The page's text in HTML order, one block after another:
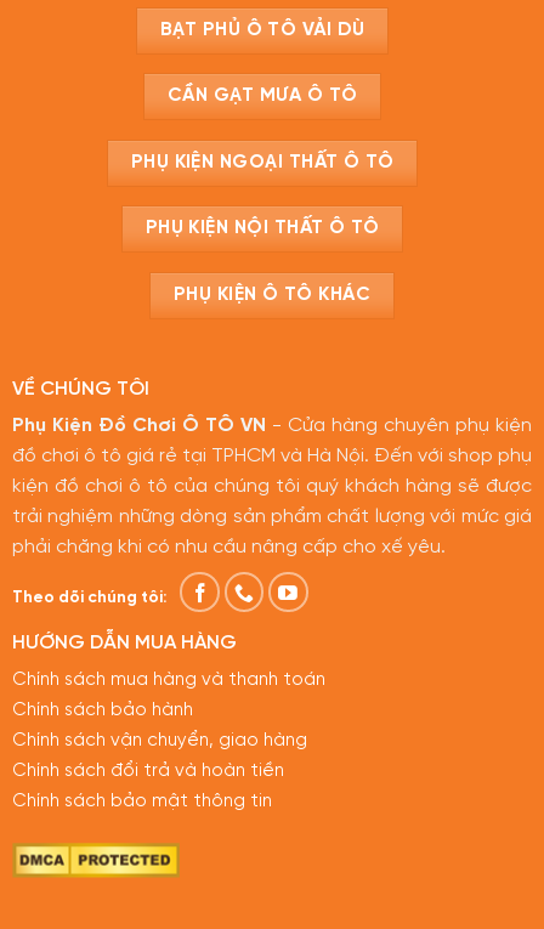
BẠT PHỦ Ô TÔ VẢI DÙ
CẦN GẠT MƯA Ô TÔ
PHỤ KIỆN NGOẠI THẤT Ô TÔ
PHỤ KIỆN NỘI THẤT Ô TÔ
PHỤ KIỆN Ô TÔ KHÁC
VỀ CHÚNG TÔI
Phụ Kiện Đồ Chơi Ô TÔ VN - Cửa hàng chuyên phụ kiện
đồ chơi ô tô giá rẻ tại TPHCM và Hà Nội. Đến với shop phụ
kiện đồ chơi ô tô của chúng tôi quý khách hàng sẽ được
trải nghiệm những dòng sản phẩm chất lượng với mức giá
phải chăng khi có nhu cầu nâng cấp cho xế yêu.
Theo dõi chúng tôi:
HƯỚNG DẪN MUA HÀNG
Chính sách mua hàng và thanh toán
Chính sách bảo hành
Chính sách vận chuyển, giao hàng
Chính sách đổi trả và hoàn tiền
Chính sách bảo mật thông tin